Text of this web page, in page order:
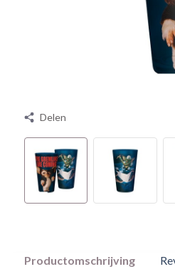
Delen
Productomschrijving